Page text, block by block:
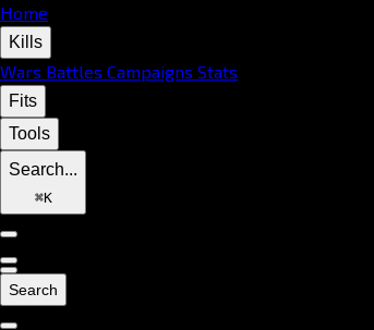
Home
Kills
Wars Battles Campaigns Stats
Fits
Tools
Search...
⌘K
Search